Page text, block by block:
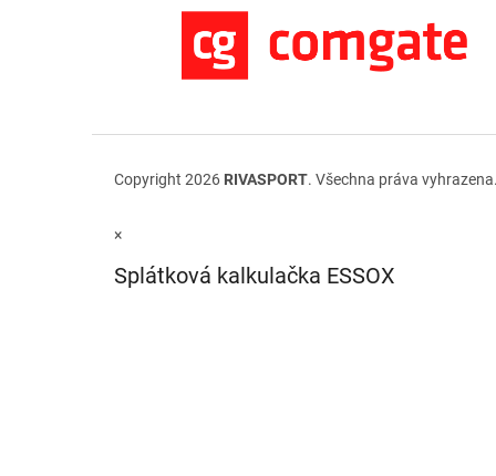
Copyright 2026 RIVASPORT. Všechna práva
×
Splátková kalkulačka ESSOX